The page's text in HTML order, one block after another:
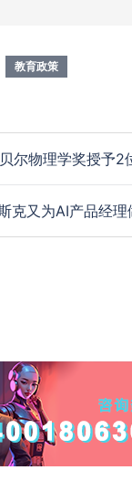
教育政策
尔物理学奖授予2
克又为AI产品经理